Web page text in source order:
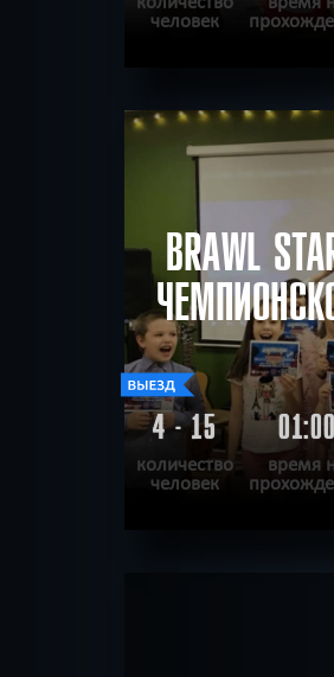
человек
ХОЧУ ПРОЙТИ |
BRAWL
4 - 15
количество
человек
время